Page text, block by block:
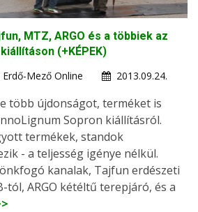
MTZ, ARGO és a többiek az
(+KÉPEK)
Mező Online
2013.09.24.
több újdonságot, terméket is
Sopron kiállításról.
termékek, standok
- a teljesség igénye nélkül.
kanalak, Tajfun erdészeti
tól, ARGO kétéltű terepjáró, és a